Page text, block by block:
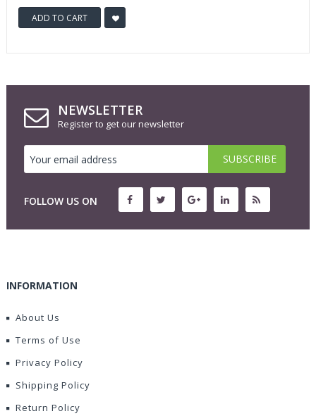
ADD TO CART
NEWSLETTER
Register to get our newsletter
FOLLOW US ON
INFORMATION
About Us
Terms of Use
Privacy Policy
Shipping Policy
Return Policy